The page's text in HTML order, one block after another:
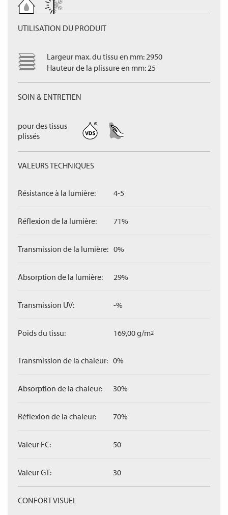
UTILISATION DU PRODUIT
Largeur max. du tissu en mm: 2950
Hauteur de la plissure en mm: 25
SOIN & ENTRETIEN
pour des tissus
plissés
VALEURS TECHNIQUES
Résistance à la lumière: 4-5
Réflexion de la lumière: 71%
Transmission de la lumière: 0%
Absorption de la lumière: 29%
Transmission UV: -%
Poids du tissu: 169,00 g/m2
Transmission de la chaleur: 0%
Absorption de la chaleur: 30%
Réflexion de la chaleur: 70%
Valeur FC: 50
Valeur GT: 30
CONFORT VISUEL